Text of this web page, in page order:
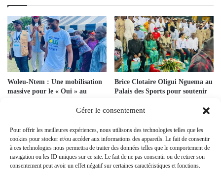
Gérer le consentement
Pour offrir les meilleures expériences, nous utilisons des technologies telles que les
cookies pour stocker et/ou accéder aux informations des appareils. Le fait de consentir
à ces technologies nous permettra de traiter des données telles que le comportement de
navigation ou les ID uniques sur ce site. Le fait de ne pas consentir ou de retirer son
consentement peut avoir un effet négatif sur certaines caractéristiques et fonctions.
Woleu-Ntem : Une mobilisation
massive pour le « Oui » au
Brice Clotaire Oligui Nguema au
Palais des Sports pour soutenir
26 January 2025
Ali Bongo pourrait être exilé au
Maroc, selon la CEEAC.
7 September 2023